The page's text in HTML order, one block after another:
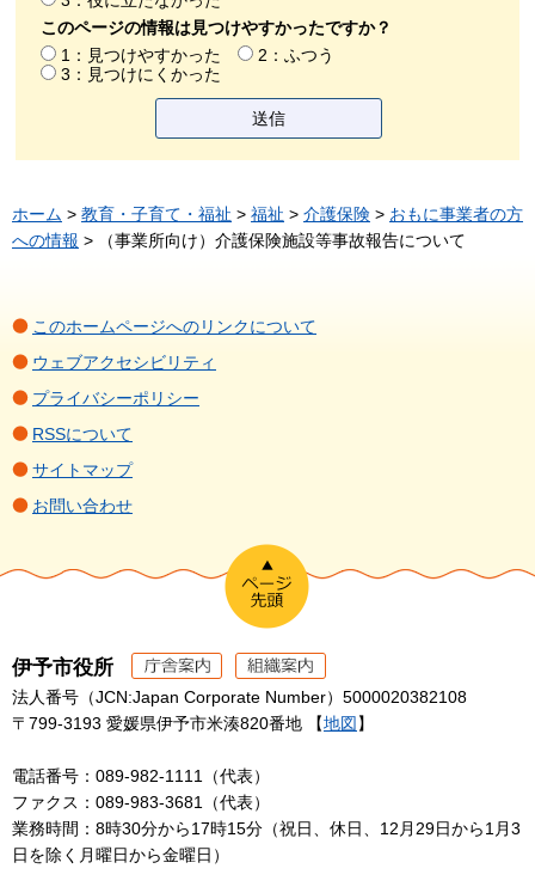
このページの情報は見つけやすかったですか？
1：見つけやすかった
2：ふつう
3：見つけにくかった
ホーム > 教育・子育て・福祉 > 福祉 > 介護保険 > おもに事業者の方
への情報 > （事業所向け）介護保険施設等事故報告について
このホームページへのリンクについて
ウェブアクセシビリティ
プライバシーポリシー
RSSについて
サイトマップ
お問い合わせ
伊予市役所
法人番号（JCN:Japan Corporate Number）5000020382108
〒799-3193 愛媛県伊予市米湊820番地 【地図 】
電話番号：089-982-1111（代表）
ファクス：089-983-3681（代表）
業務時間：8時30分から17時15分（祝日、休日、12月29日から1月3
日を除く月曜日から金曜日）